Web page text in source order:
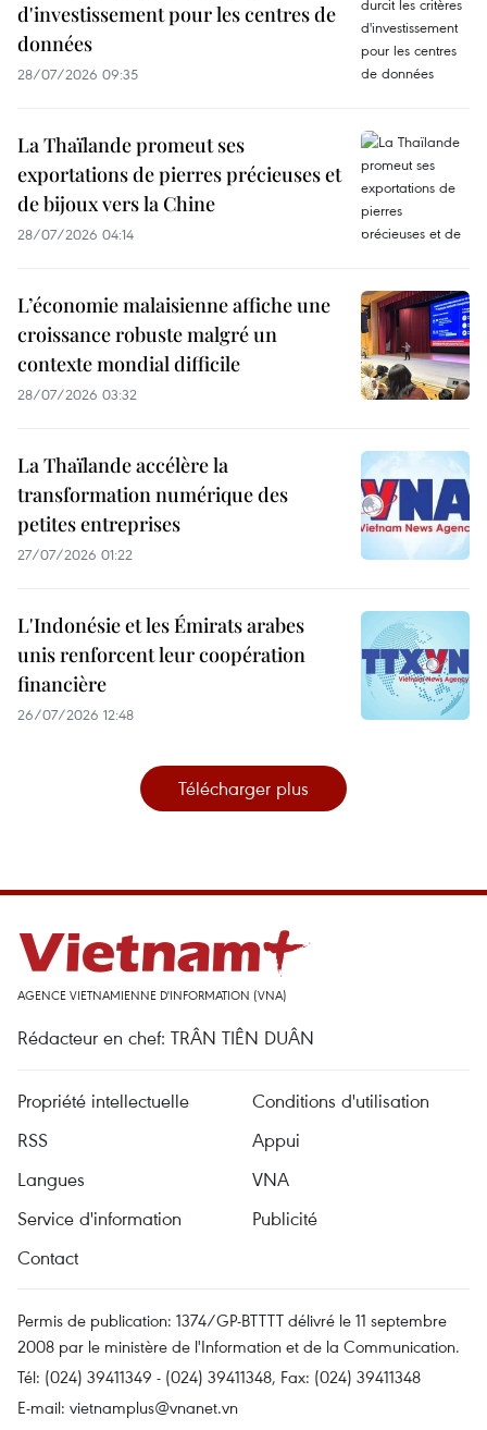
d'investissement pour les centres de
données
28/07/2026 09:35
La Thaïlande promeut ses
exportations de pierres précieuses et
de bijoux vers la Chine
28/07/2026 04:14
L’économie malaisienne affiche une
croissance robuste malgré un
contexte mondial difficile
28/07/2026 03:32
La Thaïlande accélère la
transformation numérique des
petites entreprises
27/07/2026 01:22
L'Indonésie et les Émirats arabes
unis renforcent leur coopération
financière
26/07/2026 12:48
Télécharger plus
AGENCE VIETNAMIENNE D'INFORMATION (VNA)
Rédacteur en chef: TRÂN TIÊN DUÂN
Propriété intellectuelle
Conditions d'utilisation
RSS
Appui
Langues
VNA
Service d'information
Publicité
Contact
Permis de publication: 1374/GP-BTTTT délivré le 11 septembre
2008 par le ministère de l'Information et de la Communication.
Tél: (024) 39411349 - (024) 39411348, Fax: (024) 39411348
E-mail: vietnamplus@vnanet.vn